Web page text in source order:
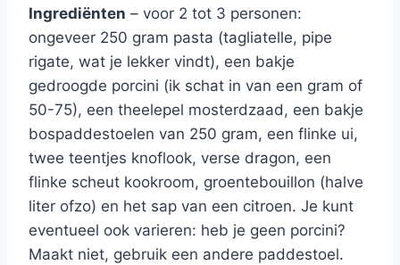
Ingrediënten – voor 2 tot 3 personen:
ongeveer 250 gram pasta (tagliatelle, pipe
rigate, wat je lekker vindt), een bakje
gedroogde porcini (ik schat in van een gram of
50-75), een theelepel mosterdzaad, een bakje
bospaddestoelen van 250 gram, een flinke ui,
twee teentjes knoflook, verse dragon, een
flinke scheut kookroom, groentebouillon (halve
liter ofzo) en het sap van een citroen. Je kunt
eventueel ook varieren: heb je geen porcini?
Maakt niet, gebruik een andere paddestoel.